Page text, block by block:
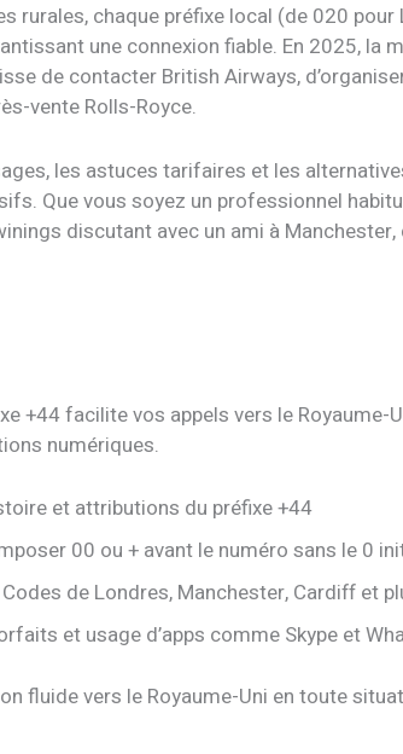
rurales, chaque préfixe local (de 020
une connexion fiable. En 2025, la
de contacter British Airways,
vente Rolls-Royce.
les astuces tarifaires et les
Que vous soyez un professionnel
discutant avec un ami à
+44 facilite vos appels vers le Royaume-
numériques.
et attributions du préfixe +44
00 ou + avant le numéro sans le 0
Codes de Londres, Manchester, Cardiff et
et usage d’apps comme Skype et
fluide vers le Royaume-Uni en toute